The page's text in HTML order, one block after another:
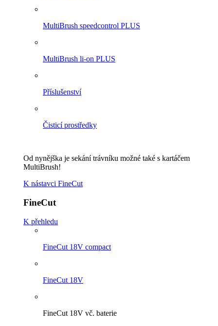
MultiBrush speedcontrol PLUS
MultiBrush li-on PLUS
Příslušenství
Čisticí prostředky
Od nynějška je sekání trávníku možné také s kartáčem
MultiBrush!
K nástavci FineCut
FineCut
K přehledu
FineCut 18V compact
FineCut 18V
FineCut 18V vč. baterie